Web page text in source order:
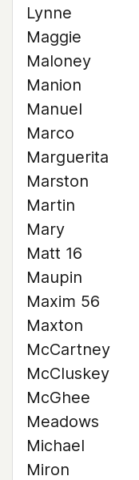
Lynne
Maggie
Maloney
Manion
Manuel
Marco
Marguerita
Marston
Martin
Mary
Matt 16
Maupin
Maxim 56
Maxton
McCartney
McCluskey
McGhee
Meadows
Michael
Miron